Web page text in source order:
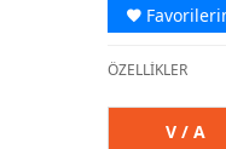
ÖZELLİKLER
V / A